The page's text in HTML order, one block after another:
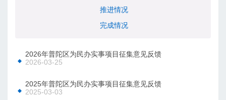
推进情况
完成情况
2026年普陀区为民办实事项目征集意见反馈
2026-03-25
2025年普陀区为民办实事项目征集意见反馈
2025-03-03